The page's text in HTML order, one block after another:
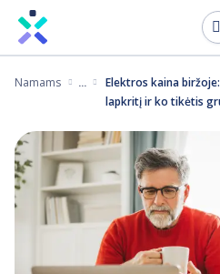
Pereiti
turinį
Namams
Elektros kaina
lapkritį ir ko tikėtis